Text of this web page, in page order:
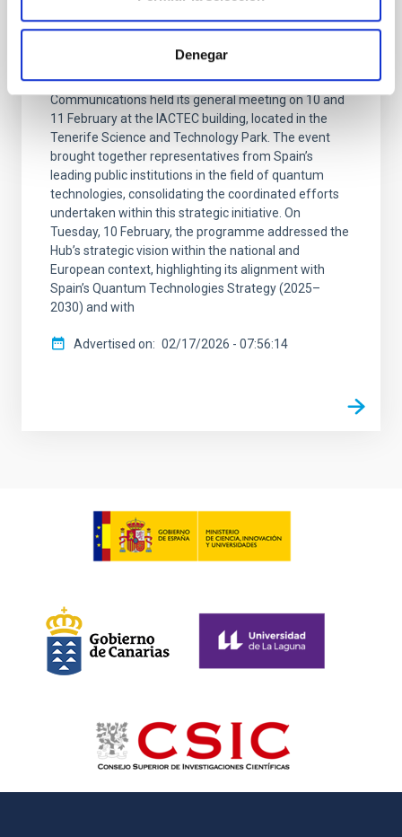
Denegar
Quantum Communications holds its
general meeting at IACTEC
The National Hub of Excellence in Quantum
Communications held its general meeting on 10 and
11 February at the IACTEC building, located in the
Tenerife Science and Technology Park. The event
brought together representatives from Spain’s
leading public institutions in the field of quantum
technologies, consolidating the coordinated efforts
undertaken within this strategic initiative. On
Tuesday, 10 February, the programme addressed the
Hub’s strategic vision within the national and
European context, highlighting its alignment with
Spain’s Quantum Technologies Strategy (2025–
2030) and with
Advertised on 02/17/2026 - 07:56:14